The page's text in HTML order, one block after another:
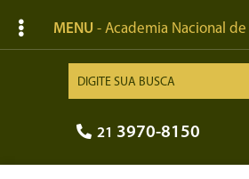
MENU - Academia Nacional
21 3970-8150